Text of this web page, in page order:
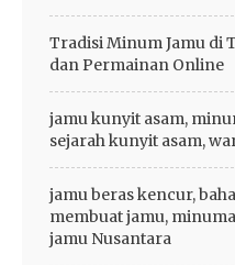
Tradisi Minum Jamu di
dan Permainan Online
jamu kunyit asam,
sejarah kunyit asam,
jamu beras kencur,
membuat jamu,
jamu Nusantara